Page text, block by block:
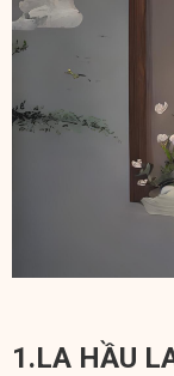
1.LA HẦU